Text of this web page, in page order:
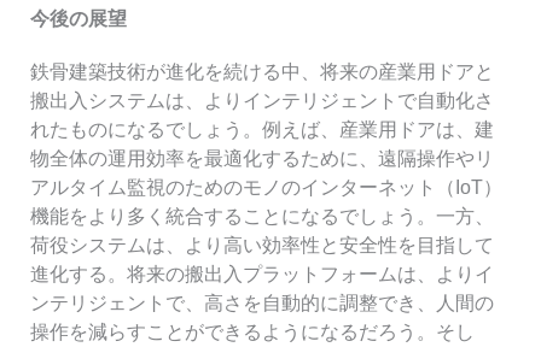
今後の展望
鉄骨建築技術が進化を続ける中、将来の産業用ドアと
搬出入システムは、よりインテリジェントで自動化さ
れたものになるでしょう。例えば、産業用ドアは、建
物全体の運用効率を最適化するために、遠隔操作やリ
アルタイム監視のためのモノのインターネット（IoT）
機能をより多く統合することになるでしょう。一方、
荷役システムは、より高い効率性と安全性を目指して
進化する。将来の搬出入プラットフォームは、よりイ
ンテリジェントで、高さを自動的に調整でき、人間の
操作を減らすことができるようになるだろう。そし